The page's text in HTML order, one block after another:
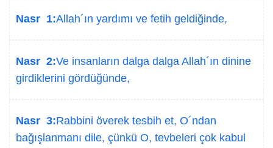
Nasr 1:Allah´ın yardımı ve fetih geldiğinde,
Nasr 2:Ve insanların dalga dalga Allah´ın dinine
girdiklerini gördüğünde,
Nasr 3:Rabbini överek tesbih et, O´ndan
bağışlanmanı dile, çünkü O, tevbeleri çok kabul